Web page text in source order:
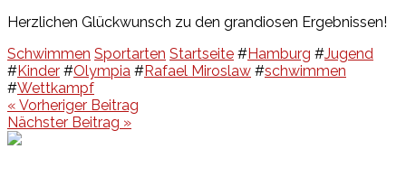
Herzlichen Glückwunsch zu den grandiosen Ergebnissen!
Schwimmen Sportarten Startseite #Hamburg #Jugend
#Kinder #Olympia #Rafael Miroslaw #schwimmen
#Wettkampf
Beitragsnavigation
« Vorheriger Beitrag
Nächster Beitrag »